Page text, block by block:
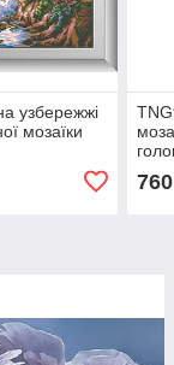
узбережжі
мозаїки
760